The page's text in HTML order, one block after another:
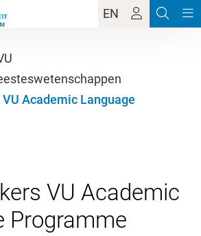
EN
Academic Language
VU Academic